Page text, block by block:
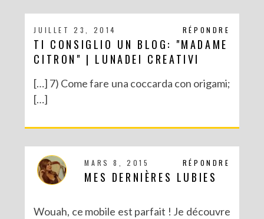
RÉPONDRE
JUILLET 23, 2014
TI CONSIGLIO UN BLOG: "MADAME
CITRON" | LUNADEI CREATIVI
[…] 7) Come fare una coccarda con origami;
[…]
RÉPONDRE
MARS 8, 2015
MES DERNIÈRES LUBIES
Wouah, ce mobile est parfait ! Je découvre